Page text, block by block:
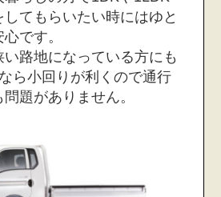
てもらいたい時にはゆと
です。
い路地になっている方にも
ら小回りが利くので通行
題がありません。